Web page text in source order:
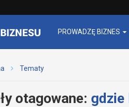
PROWADZĘ BIZNES
Tematy
otagowane: gdzie